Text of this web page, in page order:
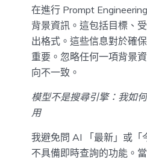
在進行 Prompt
背景資訊。這包括目標、
出格式。這些信息對於確
重要。忽略任何一項背景
向不一致。
模型不是搜尋引擎：我如
用
我避免問 AI 「最新」或「
不具備即時查詢的功能。